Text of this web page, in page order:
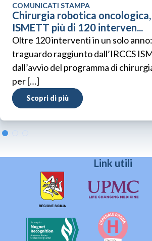
COMUNICATI STAMPA
Chirurgia robotica oncologica,
ISMETT più di 120 interven...
Oltre 120 interventi in un solo
traguardo raggiunto dall’IRCCS
dall’avvio del programma di
per […]
Scopri di più
Link utili